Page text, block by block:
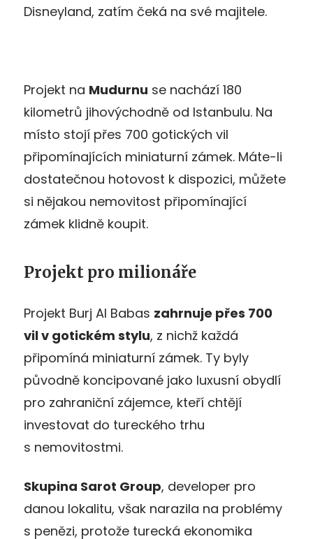
Disneyland, zatím čeká na své majitele.
Projekt na Mudurnu se nachází 180
kilometrů jihovýchodně od Istanbulu. Na
místo stojí přes 700 gotických vil
připomínajících miniaturní zámek. Máte-li
dostatečnou hotovost k dispozici, můžete
si nějakou nemovitost připomínající
zámek klidně koupit.
Projekt pro milionáře
Projekt Burj Al Babas zahrnuje přes 700
vil v gotickém stylu, z nichž každá
připomíná miniaturní zámek. Ty byly
původně koncipované jako luxusní obydlí
pro zahraniční zájemce, kteří chtějí
investovat do tureckého trhu
s nemovitostmi.
Skupina Sarot Group, developer pro
danou lokalitu, však narazila na problémy
s penězi, protože turecká ekonomika